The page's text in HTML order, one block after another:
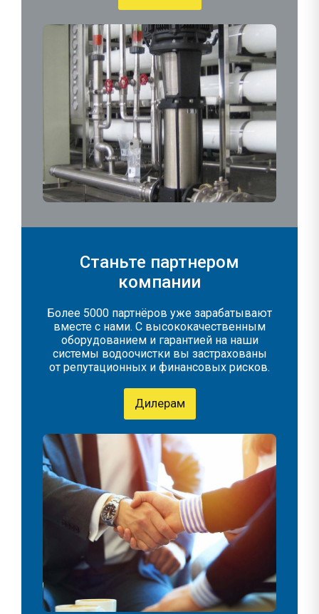
Станьте партнером
компании
Более 5000 партнёров уже зарабатывают
вместе с нами. С высококачественным
оборудованием и гарантией на наши
системы водоочистки вы застрахованы
от репутационных и финансовых рисков.
Дилерам